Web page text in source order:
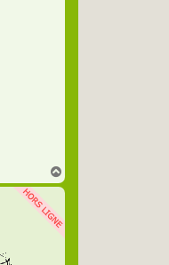
a
u